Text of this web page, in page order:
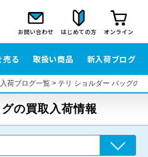
お問い合わせ はじめての方 オンライン
売る 取扱い商品 新入荷ブログ
荷ブログ一覧> テリ ショルダー バッグの
の買取入荷情報